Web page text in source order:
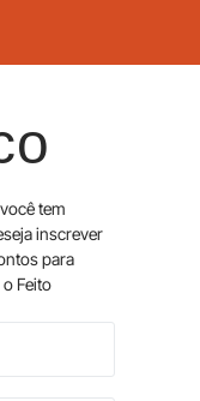
tem
inscrever
para
Feito